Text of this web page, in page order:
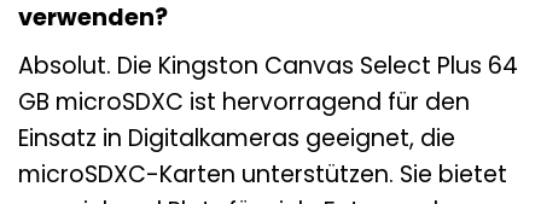
verwenden?
Absolut. Die Kingston Canvas Select Plus 64
GB microSDXC ist hervorragend für den
Einsatz in Digitalkameras geeignet, die
microSDXC-Karten unterstützen. Sie bietet